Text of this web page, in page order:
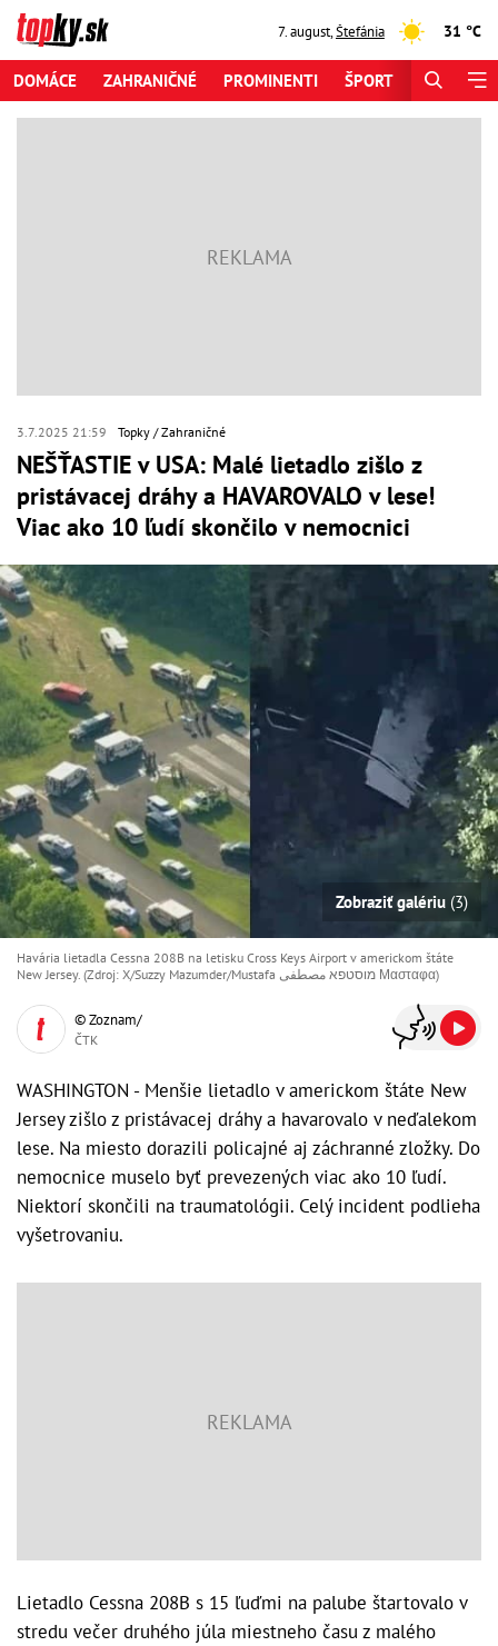
7. august,Štefánia 31 °C
DOMÁCE ZAHRANIČNÉ PROMINENTI ŠPORT
3.7.2025 21:59 Topky Zahraničné
NEŠŤASTIE v USA: Malé lietadlo zišlo z
pristávacej dráhy a HAVAROVALO v lese!
Viac ako 10 ľudí skončilo v nemocnici
Zobraziť galériu (3)
Havária lietadla Cessna 208B na letisku Cross Keys Airport v americkom štáte
New Jersey. (Zdroj: X/Suzzy Mazumder/Mustafa מוסטפא مصطفی Μασταφα)
© Zoznam/
ČTK
WASHINGTON - Menšie lietadlo v americkom štáte New
Jersey zišlo z pristávacej dráhy a havarovalo v neďalekom
lese. Na miesto dorazili policajné aj záchranné zložky. Do
nemocnice muselo byť prevezených viac ako 10 ľudí.
Niektorí skončili na traumatológii. Celý incident podlieha
vyšetrovaniu.
Lietadlo Cessna 208B s 15 ľuďmi na palube štartovalo v
stredu večer druhého júla miestneho času z malého